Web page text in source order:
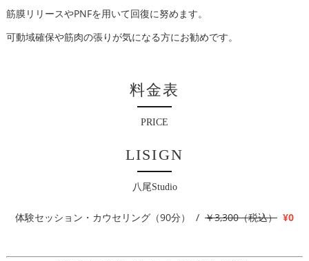
筋膜リリースやPNFを用いて回復に努めます。
可動域確保や筋肉の張りが気になる方にお勧めです。
PRICE
料金表
八尾Studio
LISIGN
体験セッション・カウセリング（90分） / ￥3,300（税込） ¥0